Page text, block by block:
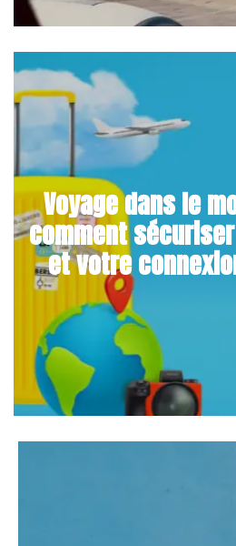
Voyage dans le
comment
et votre